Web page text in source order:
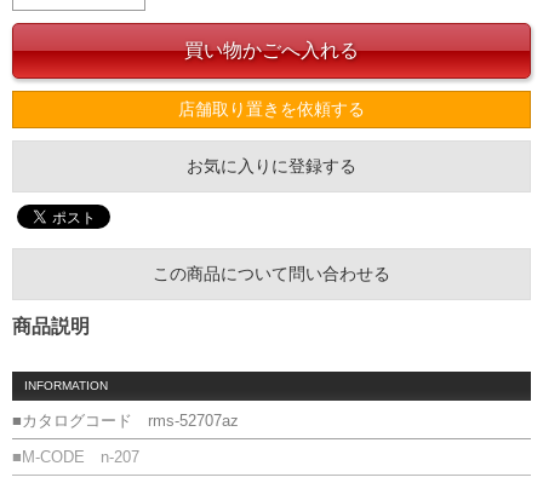
店舗取り置きを依頼する
お気に入りに登録する
この商品について問い合わせる
商品説明
INFORMATION
■カタログコード rms-52707az
■M-CODE n-207